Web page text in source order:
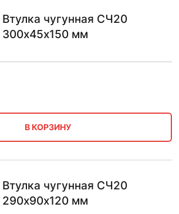
Втулка чугунная СЧ20
300х45х150 мм
В КОРЗИНУ
Втулка чугунная СЧ20
290х90х120 мм